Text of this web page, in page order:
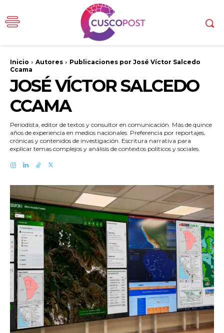
Inicio Autores
Publicaciones por José Víctor Salcedo
Ccama
JOSÉ VÍCTOR SALCEDO
CCAMA
Periodista, editor de textos y consultor en comunicación. Más de quince
años de experiencia en medios nacionales. Preferencia por reportajes,
crónicas y contenidos de investigación. Escritura narrativa para
explicar temas complejos y análisis de contextos políticos y sociales.